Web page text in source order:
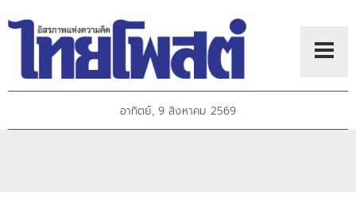
อาทิตย์, 9 สิงหาคม 2569